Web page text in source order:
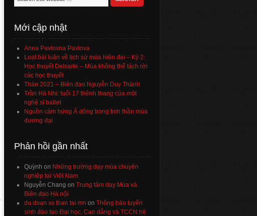
Mới cập nhật
Anna Pavlovna Pavlova
Loạt bài luận về lịch sử múa hiện đại – Kỳ 2:
Học thuyết Delsarte – Múa không thể tách rời
các học thuyết
Thán 2021 – Biên đạo Nguyễn Duy Thành
Trần Hà Nhi: tuổi 17 thênh thang của một
nghệ sĩ ballet
Nguồn cảm hứng Á đông trong tinh thần múa
đương đại
Phản hồi gần nhất
Quỳnh on Những trường dạy múa chuyên
nghiệp tại Việt Nam
Nguyễn Chang on Trung tâm dạy Múa và
Biên đạo Hà nội
du doan xs than tai mn on Thông báo tuyển
sinh đào tạo Đại học, Cao đẳng và TCCN hệ